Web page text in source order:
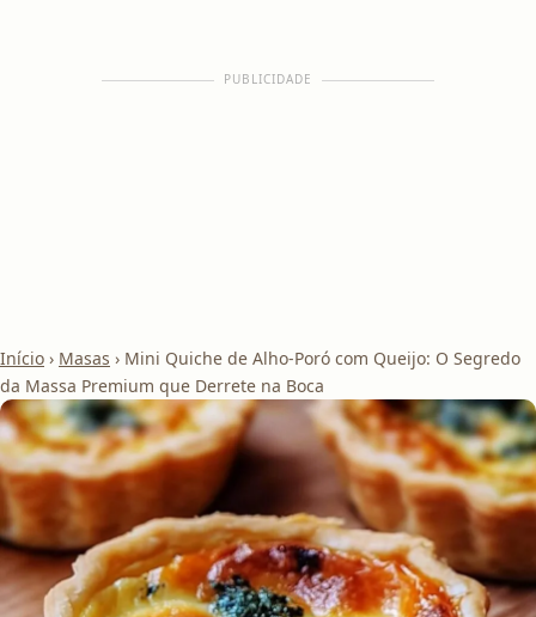
PUBLICIDADE
Início › Masas › Mini Quiche de Alho-Poró com Queijo: O Segredo
da Massa Premium que Derrete na Boca